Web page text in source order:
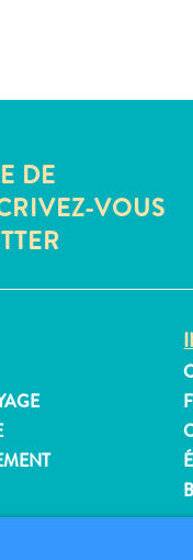
DE
VOUS